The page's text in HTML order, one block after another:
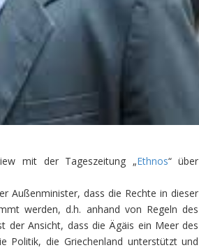
mit der Tageszeitung „Ethnos“ über
Außenminister, dass die Rechte in dieser
werden, d.h. anhand von Regeln des
der Ansicht, dass die Ägäis ein Meer des
Politik, die Griechenland unterstützt und